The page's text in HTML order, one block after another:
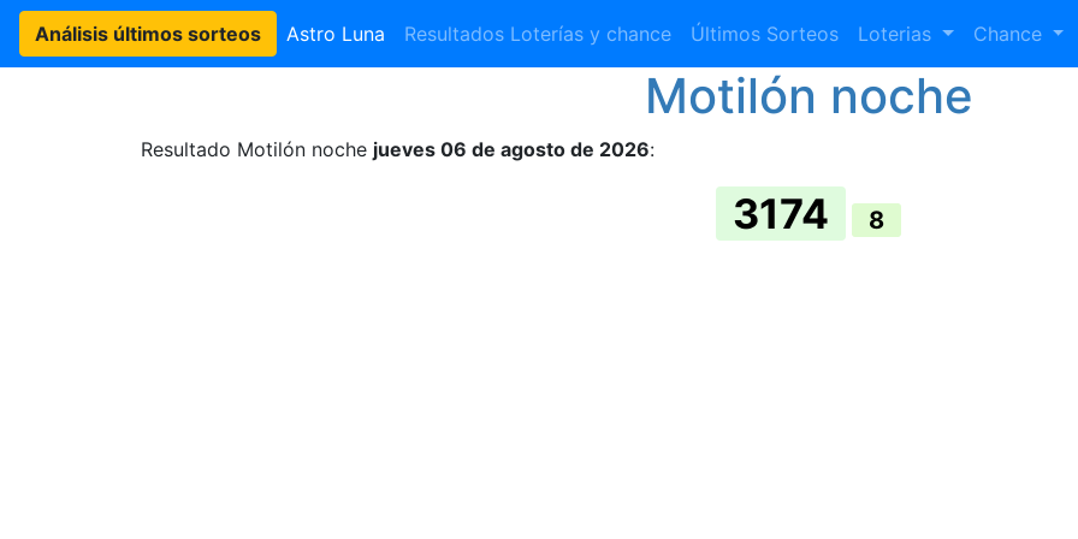
Análisis últimos sorteos Astro Luna Resultados Loterías y chance Últimos Sorteos Loterias Chance
Motilón noche
Resultado Motilón noche jueves 06 de agosto de 2026:
3174 8